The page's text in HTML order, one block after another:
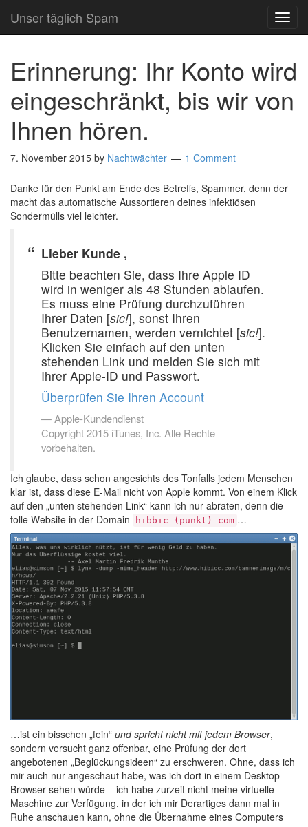
Unser täglich Spam
Erinnerung: Ihr Konto wird
eingeschränkt, bis wir von
Ihnen hören.
7. November 2015 by Nachtwächter 1 Comment
Danke für den Punkt am Ende des Betreffs, Spammer, denn der
macht das automatische Aussortieren deines infektiösen
Sondermülls viel leichter.
Lieber Kunde ,
Bitte beachten Sie, dass Ihre Apple ID
wird in weniger als 48 Stunden ablaufen.
Es muss eine Prüfung durchzuführen
Ihrer Daten [sic!], sonst Ihren
Benutzernamen, werden vernichtet [sic!].
Klicken Sie einfach auf den unten
stehenden Link und melden Sie sich mit
Ihrer Apple-ID und Passwort.
Überprüfen Sie Ihren Account
Apple-Kundendienst
Copyright 2015 iTunes, Inc. Alle Rechte
vorbehalten.
Ich glaube, dass schon angesichts des Tonfalls jedem Menschen
klar ist, dass diese E-Mail nicht von Apple kommt. Von einem Klick
auf den „unten stehenden Link“ kann ich nur abraten, denn die
tolle Website in der Domain
hibbic (punkt) com …
…ist ein bisschen „fein“ und spricht nicht mit jedem Browser,
sondern versucht ganz offenbar, eine Prüfung der dort
angebotenen „Beglückungsideen“ zu erschweren. Ohne, dass ich
mir auch nur angeschaut habe, was ich dort in einem Desktop-
Browser sehen würde – ich habe zurzeit nicht meine virtuelle
Maschine zur Verfügung, in der ich mir Derartiges dann mal in
Ruhe anschauen kann, ohne die Übernahme eines Computers